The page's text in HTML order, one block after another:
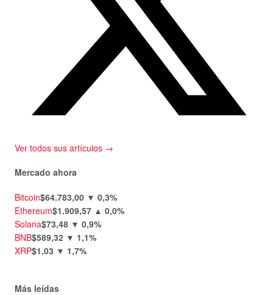
Ver todos sus artículos →
Mercado ahora
Bitcoin$64.783,00 ▼ 0,3%
Ethereum$1.909,57 ▲ 0,0%
Solana$73,48 ▼ 0,9%
BNB$589,32 ▼ 1,1%
XRP$1,03 ▼ 1,7%
Más leídas